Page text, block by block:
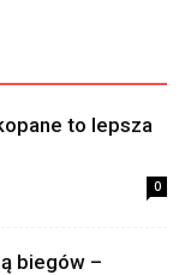
to lepsza
0
biegów –